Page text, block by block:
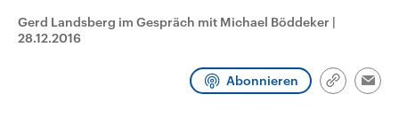
Wahl.
Audio-Archiv
Gerd Landsberg im Gespräch mit Michael Böddeker |
28.12.2016
Abonnieren
Link